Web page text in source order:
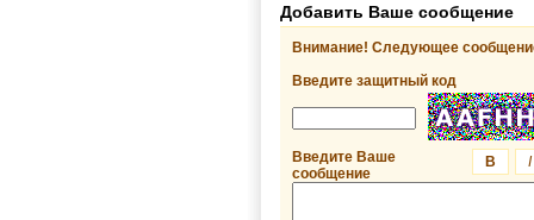
Добавить Ваше сообщение
Внимание! Следующее
Введите защитный код
I
B
Введите Ваше
сообщение